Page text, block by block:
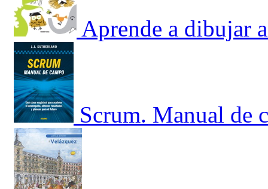
Aprende a dibujar
Scrum. Manual de